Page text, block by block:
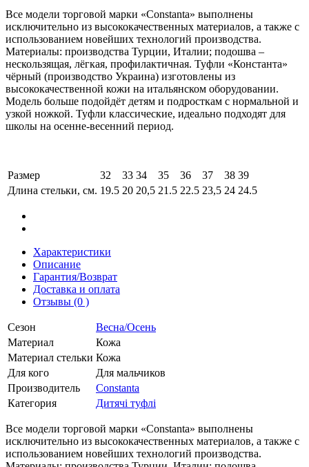
Все модели торговой марки «Constanta» выполнены
исключительно из высококачественных материалов, а также с
использованием новейших технологий производства.
Материалы: производства Турции, Италии; подошва –
нескользящая, лёгкая, профилактичная. Туфли «Константа»
чёрный (производство Украина) изготовлены из
высококачественной кожи на итальянском оборудовании.
Модель больше подойдёт детям и подросткам с нормальной и
узкой ножкой. Туфли классические, идеально подходят для
школы на осенне-весенний период.
Размер 32 33 34 35 36 37 38 39
Длина стельки, см. 19.5 20 20,5 21.5 22.5 23,5 24 24.5
Характеристики
Описание
Гарантия/Возврат
Доставка и оплата
Отзывы (0 )
Сезон
Весна/Осень
Материал
Кожа
Материал стельки Кожа
Для кого
Для мальчиков
Производитель
Constanta
Категория
Дитячі туфлі
Все модели торговой марки «Constanta» выполнены
исключительно из высококачественных материалов, а также с
использованием новейших технологий производства.